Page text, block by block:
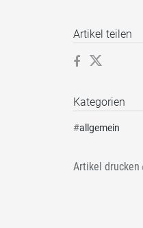
Artikel teilen
Kategorien
#allgemein
Artikel drucken